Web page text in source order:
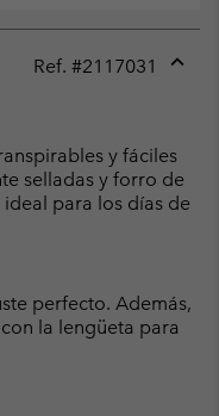
Ref. #2117031
y fáciles
selladas y forro de
para los días de
perfecto. Además,
la lengüeta para